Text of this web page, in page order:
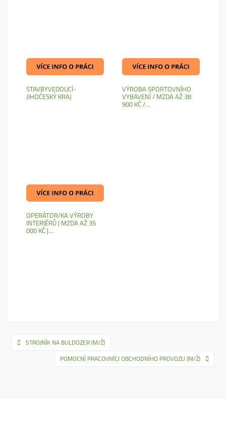
STAVBYVEDOUCÍ-
JIHOČESKÝ KRAJ
VÝROBA SPORTOVNÍHO
VYBAVENÍ / MZDA AŽ 38
900 KČ /…
OPERÁTOR/KA VÝROBY
INTERIÉRŮ | MZDA AŽ 35
000 KČ |…
Navigace
STROJNÍK NA BULDOZER (M/Ž)
POMOCNÍ PRACOVNÍCI OBCHODNÍHO PROVOZU (M/Ž)